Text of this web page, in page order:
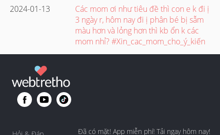
2024-01-13
Các mom ơi như tiêu đề thì con e k đi ị
3 ngày r, hôm nay đi ị phân bé bị sẫm
màu hơn và lỏng hơn thì kb ổn k các
mom nhỉ? #Xin_cac_mom_cho_ý_kiến
Đã có mặt! App miễn phí! Tải ngay hôm nay!